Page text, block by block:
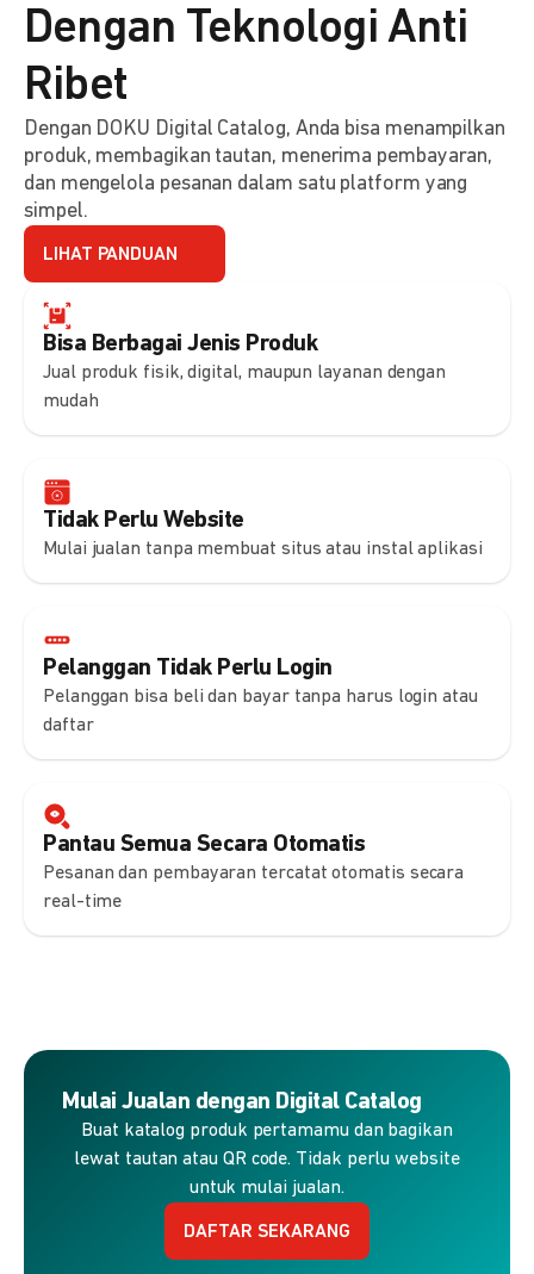
Bisa Berbagai Jenis Produk
Jual produk fisik, digital, maupun layanan dengan
mudah
Tidak Perlu Website
Mulai jualan tanpa membuat situs atau instal aplikasi
Pelanggan Tidak Perlu Login
Pelanggan bisa beli dan bayar tanpa harus login atau
daftar
Pantau Semua Secara Otomatis
Pesanan dan pembayaran tercatat otomatis secara
real-time
Dengan Teknologi Anti
Ribet
Dengan DOKU Digital Catalog, Anda bisa menampilkan
produk, membagikan tautan, menerima pembayaran,
dan mengelola pesanan dalam satu platform yang
simpel.
LIHAT PANDUAN
Mulai Jualan dengan Digital Catalog
Buat katalog produk pertamamu dan bagikan
lewat tautan atau QR code. Tidak perlu website
untuk mulai jualan.
DAFTAR SEKARANG